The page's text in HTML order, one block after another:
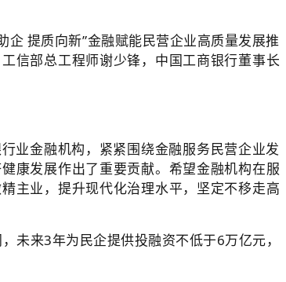
提质向新”金融赋能民营企业高质量发展推
信部总工程师谢少锋，中国工商银行董事长
业金融机构，紧紧围绕金融服务民营企业发
康发展作出了重要贡献。希望金融机构在服
主业，提升现代化治理水平，坚定不移走高
未来3年为民企提供投融资不低于6万亿元，